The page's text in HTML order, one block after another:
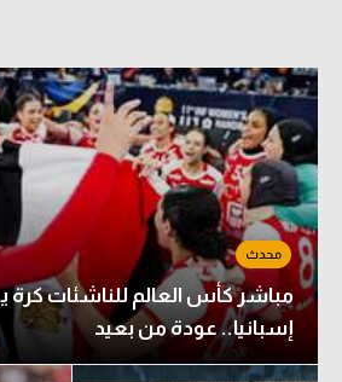
القسم الثاني
رياضات أخرى
أمم إفريقيا
كرة السلة الأمريكية
كرة سلة
إسبانيا.. عودة من بعيد